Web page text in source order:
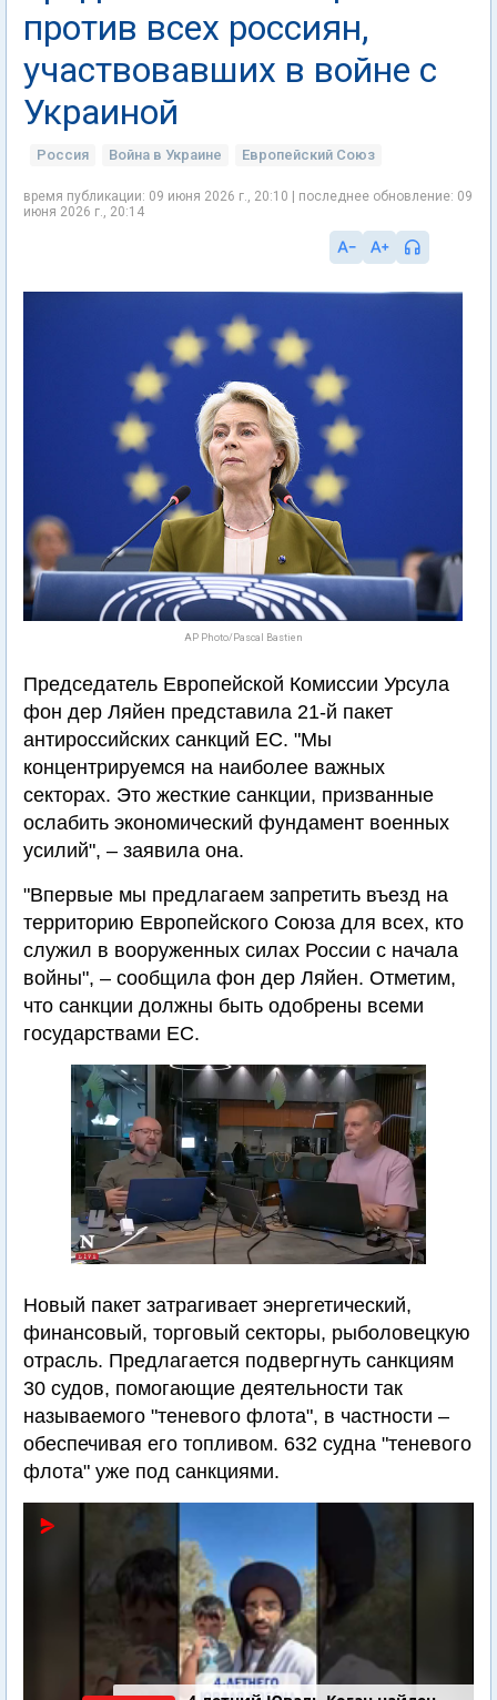
против всех россиян,
участвовавших в войне с
Украиной
Россия Война в Украине Европейский Союз
время публикации: 09 июня 2026 г., 20:10 | последнее обновление: 09
июня 2026 г., 20:14
AP Photo/Pascal Bastien
Председатель Европейской Комиссии Урсула
фон дер Ляйен представила 21-й пакет
антироссийских санкций ЕС. "Мы
концентрируемся на наиболее важных
секторах. Это жесткие санкции, призванные
ослабить экономический фундамент военных
усилий", – заявила она.
"Впервые мы предлагаем запретить въезд на
территорию Европейского Союза для всех, кто
служил в вооруженных силах России с начала
войны", – сообщила фон дер Ляйен. Отметим,
что санкции должны быть одобрены всеми
государствами ЕС.
Новый пакет затрагивает энергетический,
финансовый, торговый секторы, рыболовецкую
отрасль. Предлагается подвергнуть санкциям
30 судов, помогающие деятельности так
называемого "теневого флота", в частности –
обеспечивая его топливом. 632 судна "теневого
флота" уже под санкциями.